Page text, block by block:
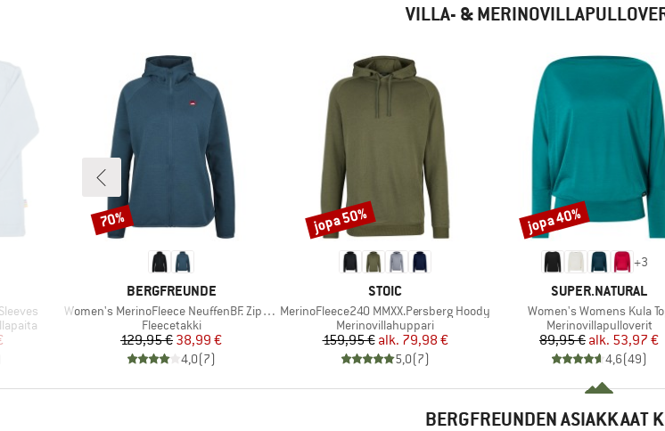
VILLA- &
hinta
MERKKI
BERGFREUNDE
Tuote
Women's MerinoFleece NeuffenBF. Zip Hoody
Tuoteryhmä
Fleecetakki
Hinta
129,95 €Alennettu hinta
38,99 €
4,0(7)
Alennus
70%
MERKKI
STOIC
Tuote
MerinoFleece240 MMXX.Persberg Hoody
Tuoteryhmä
Merinovillahuppari
Hinta
159,95 € Alennettu hinta
alk. 79,98 €
5,0(7)
Alennus
jopa 50%
+3
MERKKI
SUPER.NATURAL
Tuote
Women's Womens Kula
Tuoteryhmä
Merinovillapulloverit
Hinta
89,95 € Alennettu
alk. 53,97 €
4,6(49)
Alennus
jopa 40%
BERGFREUNDEN ASIAKKAAT